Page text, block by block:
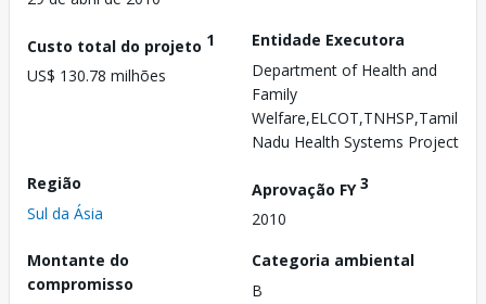
Custo total do projeto 1
US$ 130.78 milhões
Entidade Executora
Department of Health and
Family
Welfare,ELCOT,TNHSP,Tamil
Nadu Health Systems Project
Região
Sul da Ásia
Aprovação FY3
2010
Montante do
compromisso
Categoria ambiental
B